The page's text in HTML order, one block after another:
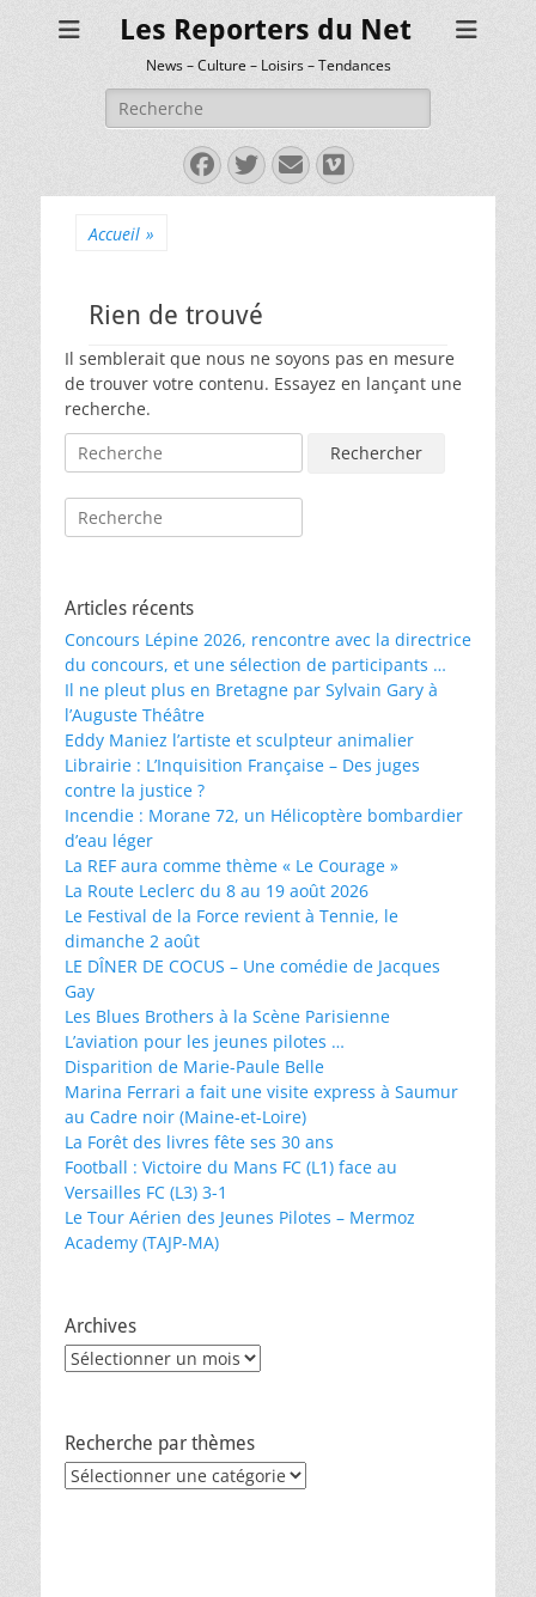
Les Reporters du Net
News – Culture – Loisirs – Tendances
Rechercher :
Facebook
Twitter
E-
mail
Vimeo
Accueil »
Rien de trouvé
Il semblerait que nous ne soyons pas en mesure
de trouver votre contenu. Essayez en lançant une
recherche.
Rechercher :
Rechercher :
Articles récents
Concours Lépine 2026, rencontre avec la directrice
du concours, et une sélection de participants …
Il ne pleut plus en Bretagne par Sylvain Gary à
l’Auguste Théâtre
Eddy Maniez l’artiste et sculpteur animalier
Librairie : L’Inquisition Française – Des juges
contre la justice ?
Incendie : Morane 72, un Hélicoptère bombardier
d’eau léger
La REF aura comme thème « Le Courage »
La Route Leclerc du 8 au 19 août 2026
Le Festival de la Force revient à Tennie, le
dimanche 2 août
LE DÎNER DE COCUS – Une comédie de Jacques
Gay
Les Blues Brothers à la Scène Parisienne
L’aviation pour les jeunes pilotes …
Disparition de Marie-Paule Belle
Marina Ferrari a fait une visite express à Saumur
au Cadre noir (Maine-et-Loire)
La Forêt des livres fête ses 30 ans
Football : Victoire du Mans FC (L1) face au
Versailles FC (L3) 3-1
Le Tour Aérien des Jeunes Pilotes – Mermoz
Academy (TAJP-MA)
Archives
Archives
Recherche par thèmes
Recherche